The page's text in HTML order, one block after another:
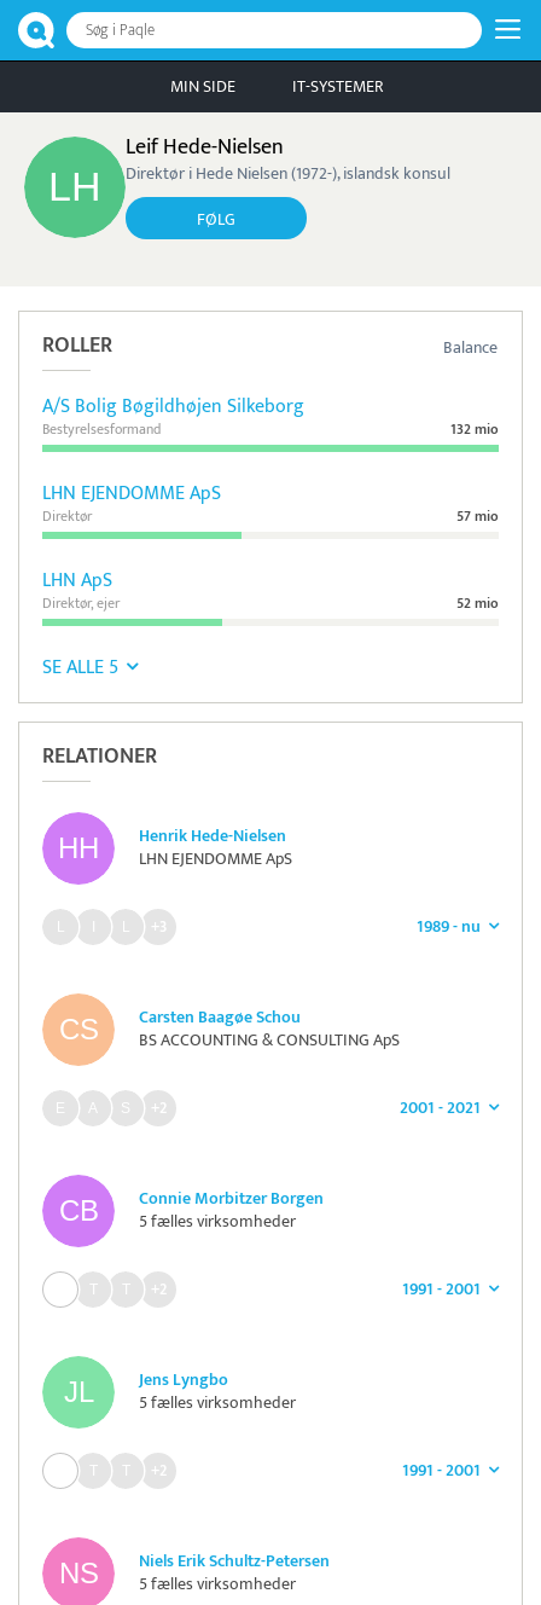
Søg i Paqle
MIN SIDE IT-SYSTEMER
Leif Hede-Nielsen
Direktør i Hede Nielsen (1972-), islandsk konsul
FØLG
Balance
ROLLER
A/S Bolig Bøgildhøjen Silkeborg
132 mio
Bestyrelsesformand
LHN EJENDOMME ApS
57 mio
Direktør
LHN ApS
52 mio
Direktør, ejer
SE ALLE 5
RELATIONER
Henrik Hede-Nielsen
LHN EJENDOMME ApS
1989 - nu
+3
Carsten Baagøe Schou
BS ACCOUNTING & CONSULTING ApS
2001 - 2021
+2
Connie Morbitzer Borgen
5 fælles virksomheder
1991 - 2001
+2
Jens Lyngbo
5 fælles virksomheder
1991 - 2001
+2
Niels Erik Schultz-Petersen
5 fælles virksomheder